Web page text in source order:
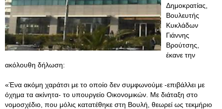
Δημοκρατίας,
Βουλευτής
Κυκλάδων
Γιάννης
Βρούτσης,
έκανε την
ακόλουθη δήλωση:
«Ένα ακόμη χαράτσι με το οποίο δεν συμφωνούμε -επιβάλλει με
όχημα τα ακίνητα- το υπουργείο Οικονομικών. Με διάταξη στο
νομοσχέδιο, που μόλις κατατέθηκε στη Βουλή, θεωρεί ως τεκμήριο